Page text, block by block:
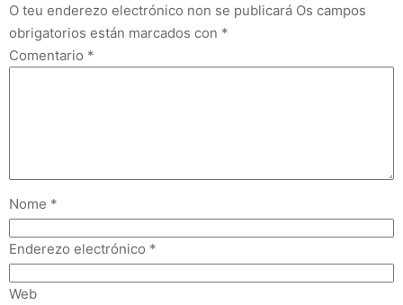
O teu enderezo electrónico non se publicará Os campos
obrigatorios están marcados con *
Comentario *
Nome *
Enderezo electrónico *
Web